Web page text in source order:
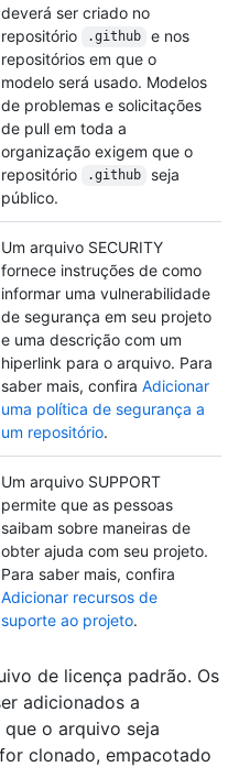
deverá ser criado no
repositório
.github
e nos
repositórios em que o
modelo será usado. Modelos
de problemas e solicitações
de pull em toda a
organização exigem que o
repositório
.github
seja
público.
Um arquivo SECURITY
fornece instruções de como
informar uma vulnerabilidade
de segurança em seu projeto
e uma descrição com um
hiperlink para o arquivo. Para
saber mais, confira Adicionar
uma política de segurança a
um repositório.
Um arquivo SUPPORT
permite que as pessoas
saibam sobre maneiras de
obter ajuda com seu projeto.
Para saber mais, confira
Adicionar recursos de
suporte ao projeto.
de licença padrão. Os
adicionados a
o arquivo seja
clonado, empacotado